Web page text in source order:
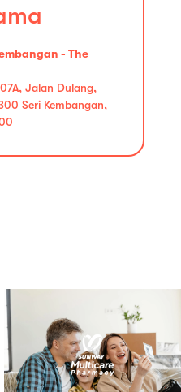
- The
Jalan Dulang,
Seri Kembangan,